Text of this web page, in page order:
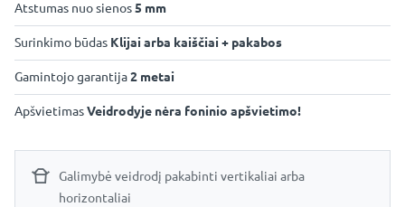
Atstumas nuo sienos5 mm
Surinkimo būdas Klijai arba kaiščiai + pakabos
Gamintojo garantija2 metai
ApšvietimasVeidrodyje nėra foninio apšvietimo!
Galimybė veidrodį pakabinti vertikaliai arba
horizontaliai